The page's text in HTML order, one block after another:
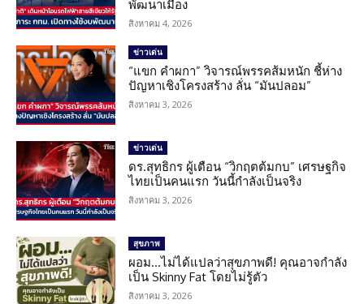
พัฒนาเมือง
สิงหาคม 4, 2026
ข่าวเด่น
“แขก คำผกา” วิจารณ์พรรคส้มหนัก ชี้ห่าง
ปัญหาเชิงโครงสร้าง ลั่น “มันปลอม”
สิงหาคม 3, 2026
ข่าวเด่น
ดร.สุทธิกร ผู้เตือน “วิกฤตต้มกบ” เศรษฐกิจ
ไทยเป็นคนแรก วันนี้กำลังเป็นจริง
สิงหาคม 3, 2026
สุขภาพ
ผอม…ไม่ได้แปลว่าสุขภาพดี! คุณอาจกำลัง
เป็น Skinny Fat โดยไม่รู้ตัว
สิงหาคม 3, 2026